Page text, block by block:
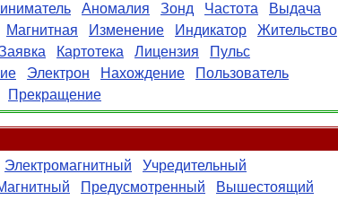
Аномалия Зонд Частота
Выдача
Магнитная Изменение Индикатор
Жительство
Картотека Лицензия
Пульс
Электрон Нахождение
Пользователь
Прекращение
Электромагнитный
Учредительный
Предусмотренный
Вышестоящий